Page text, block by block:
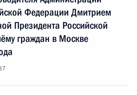
Федерации Дмитрием
Президента Российской
граждан в Москве